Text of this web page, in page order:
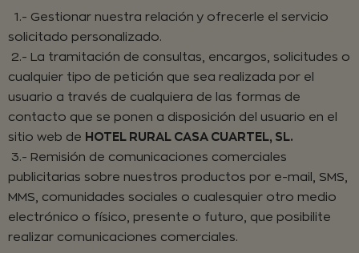
1.- Gestionar nuestra relación y ofrecerle el servicio
solicitado personalizado.
2.- La tramitación de consultas, encargos, solicitudes o
cualquier tipo de petición que sea realizada por el
usuario a través de cualquiera de las formas de
contacto que se ponen a disposición del usuario en el
sitio web de HOTEL RURAL CASA CUARTEL, SL.
3.- Remisión de comunicaciones comerciales
publicitarias sobre nuestros productos por e-mail, SMS,
MMS, comunidades sociales o cualesquier otro medio
electrónico o físico, presente o futuro, que posibilite
realizar comunicaciones comerciales.